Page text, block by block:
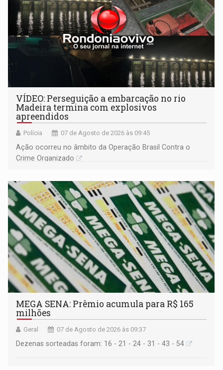
VÍDEO: Perseguição a embarcação no rio
Madeira termina com explosivos
apreendidos
Polícia 07 de Agosto de 2026 às 09:45
Ação ocorreu no âmbito da Operação Brasil Contra o
Crime Organizado
MEGA SENA: Prêmio acumula para R$ 165
milhões
Geral 07 de Agosto de 2026 às 09:37
Dezenas sorteadas foram: 16 - 21 - 24 - 31 - 43 - 54